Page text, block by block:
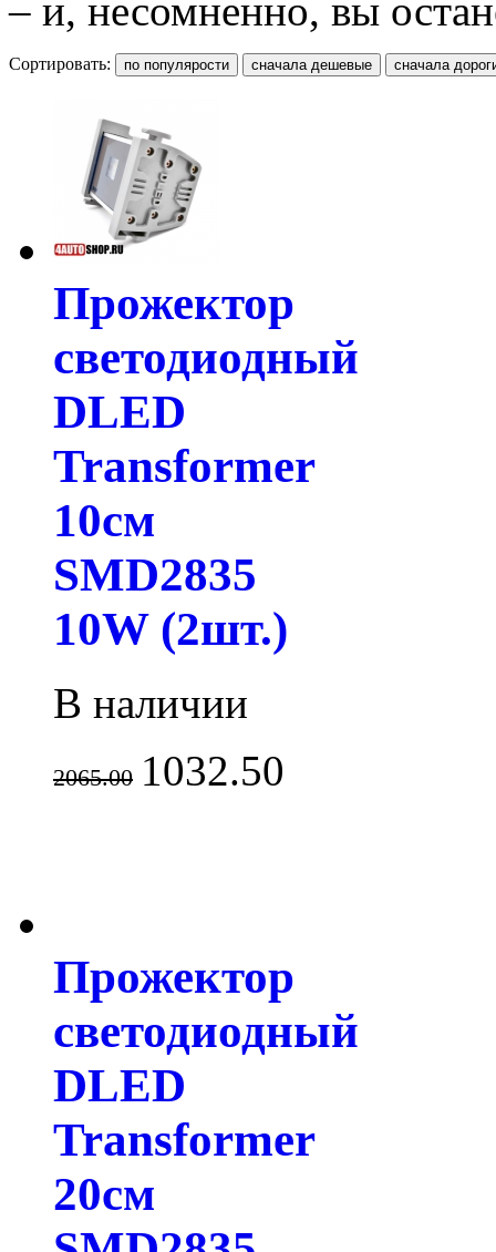
– и, несомненно, вы
Сортировать:
Прожектор
светодиодный
DLED
Transformer
10см
SMD2835
10W (2шт.)
В наличии
2065.00 1032.50
Прожектор
светодиодный
DLED
Transformer
20см